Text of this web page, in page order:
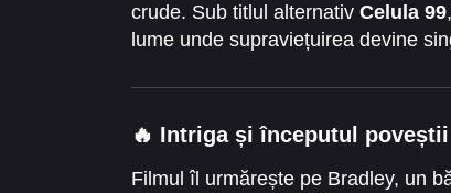
crude. Sub titlul alternativ Celula 99
lume unde supraviețuirea devine
🔥 Intriga și începutul poveștii
Filmul îl urmărește pe Bradley, un